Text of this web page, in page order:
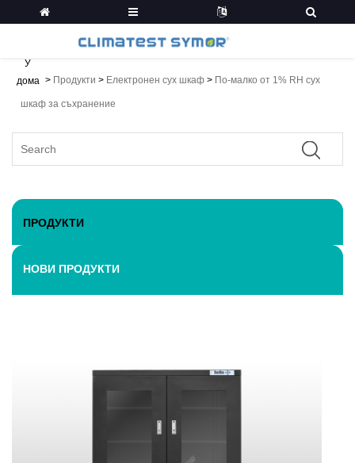
У
дома > Продукти > Електронен сух шкаф > По-малко от 1% RH сух
шкаф за съхранение
ПРОДУКТИ
НОВИ ПРОДУКТИ